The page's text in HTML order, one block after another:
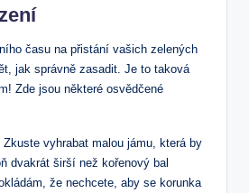
času na přistání vašich zelených
jak správně zasadit. Je to taková
Zde jsou některé osvědčené
Zkuste vyhrabat malou jámu, která by
dvakrát širší než kořenový bal
že nechcete, aby se korunka